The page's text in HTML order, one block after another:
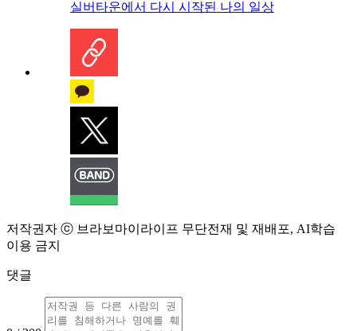
실버타운에서 다시 시작된 나의 일상
저작권자 ⓒ 브라보마이라이프 무단전재 및 재배포, AI학습
이용 금지
댓글